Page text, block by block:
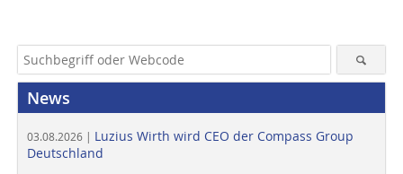
News
03.08.2026 | Luzius Wirth wird CEO der Compass Group
Deutschland